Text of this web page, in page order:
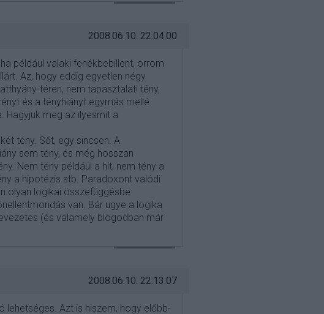
2008.06.10. 22:04:00
például valaki fenékbebillent, orrom
Az, hogy eddig egyetlen négy
téren, nem tapasztalati tény,
és a tényhiányt egymás mellé
Hagyjuk meg az ilyesmit a
tény. Sőt, egy sincsen. A
sem tény, és még hosszan
Nem tény például a hit, nem tény a
a hipotézis stb. Paradoxont valódi
olyan logikai összefüggésbe
van. Bár ugye a logika
(és valamely blogodban már
2008.06.10. 22:13:07
lehetséges. Azt is hiszem, hogy előbb-